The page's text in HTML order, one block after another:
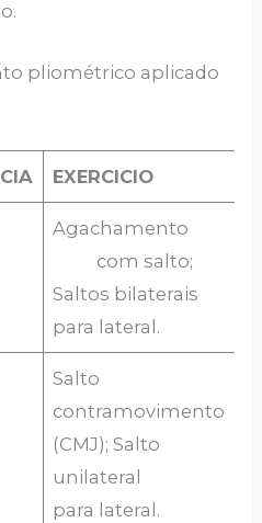
pliométrico aplicado
EXERCICIO
Agachamento
com salto;
Saltos bilaterais
para lateral.
Salto
contramovimento
(CMJ); Salto
unilateral
para lateral.